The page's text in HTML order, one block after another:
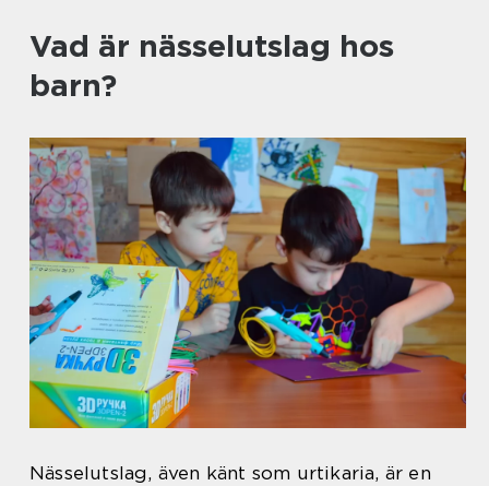
Vad är nässelutslag hos
barn?
Nässelutslag, även känt som urtikaria, är en